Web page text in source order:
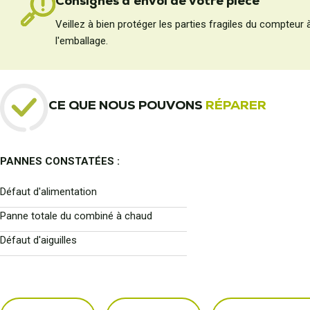
Veillez à bien protéger les parties fragiles du compteur
l'emballage.
CE QUE NOUS POUVONS RÉPARER
PANNES CONSTATÉES :
Défaut d'alimentation
Panne totale du combiné à chaud
Défaut d'aiguilles